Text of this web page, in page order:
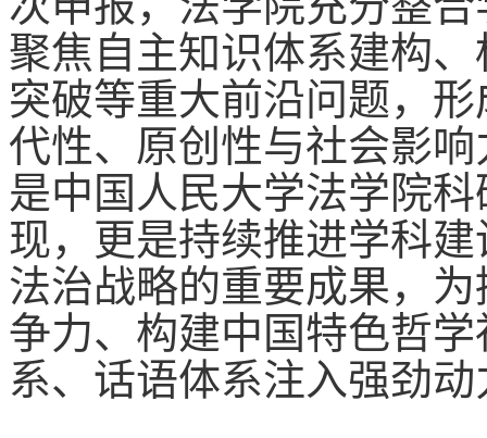
聚焦自主知识体系建构
突破等重大前沿问题，
代性、原创性与社会影
是中国人民大学法学院科
现，更是持续推进学科
法治战略的重要成果，
争力、构建中国特色哲
系、话语体系注入强劲动